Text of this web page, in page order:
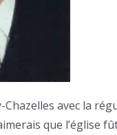
avec la
que l’église